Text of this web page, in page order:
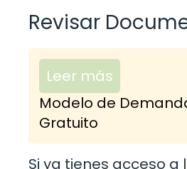
Revisar
Leer más
Modelo de
Gratuito
Si ya tienes acceso